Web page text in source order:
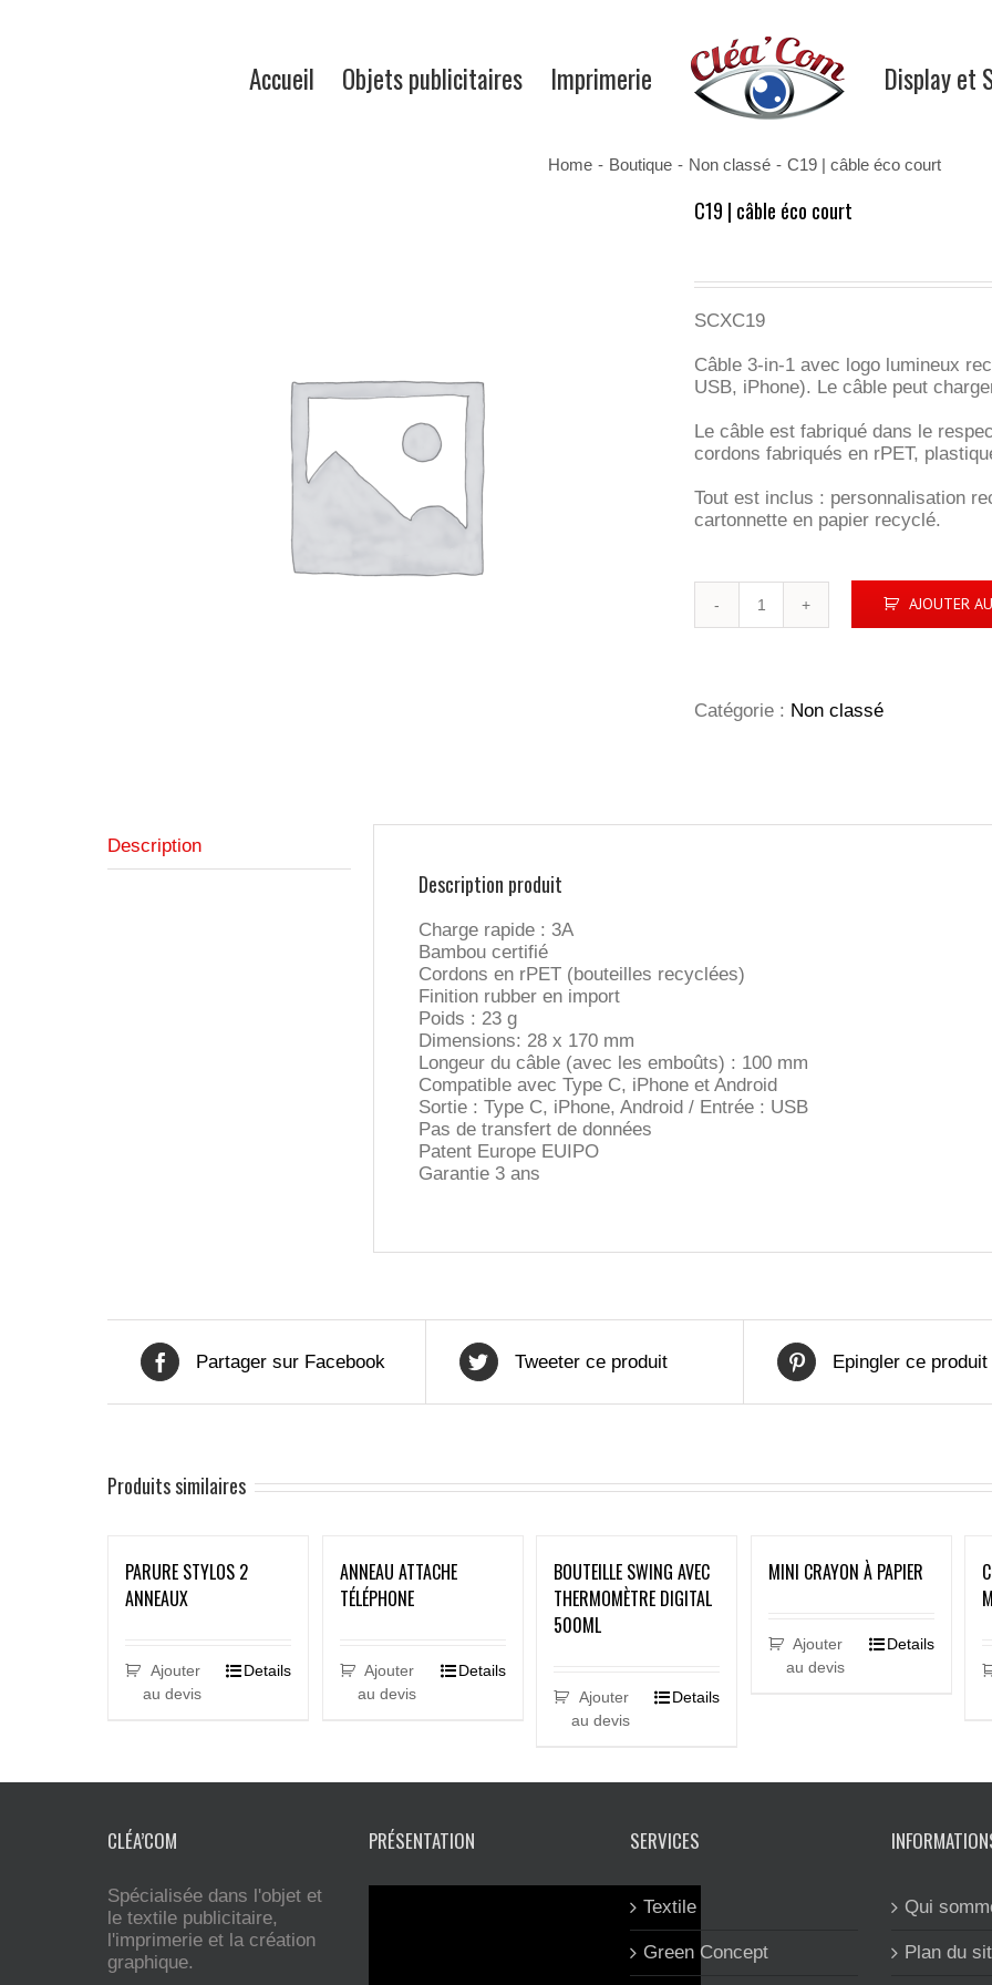
Accueil Objets publicitaires Imprimerie Display et
Home - Boutique - Non classé - C19 | câble éco court
C19 | câble éco court
SCXC19
Câble 3-in-1 avec logo lumineux
USB, iPhone). Le câble peut
Le câble est fabriqué dans le
cordons fabriqués en rPET,
Tout est inclus : personnalisation
cartonnette en papier recyclé.
éco
court
AJOUTER
Catégorie : Non classé
Description
Description produit
Charge rapide : 3A
Bambou certifié
Cordons en rPET (bouteilles recyclées)
Finition rubber en import
Poids : 23 g
Dimensions: 28 x 170 mm
Longeur du câble (avec les emboûts) : 100 mm
Compatible avec Type C, iPhone et Android
Sortie : Type C, iPhone, Android / Entrée : USB
Pas de transfert de données
Patent Europe EUIPO
Garantie 3 ans
Partager sur Facebook Tweeter ce produit Epingler ce produit
Produits similaires
PARURE STYLOS 2
ANNEAUX
Ajouter
au devis
Details
ANNEAU ATTACHE
TÉLÉPHONE
Ajouter
au devis
Details
BOUTEILLE SWING AVEC
THERMOMÈTRE DIGITAL
500ML
Ajouter
au devis
Details
MINI CRAYON À PAPIER
Ajouter
au devis
Details
CLÉA’COM
Spécialisée dans l'objet et
le textile publicitaire,
l'imprimerie et la création
graphique.
PRÉSENTATION SERVICES
Textile
Green Concept
Qui
Plan du